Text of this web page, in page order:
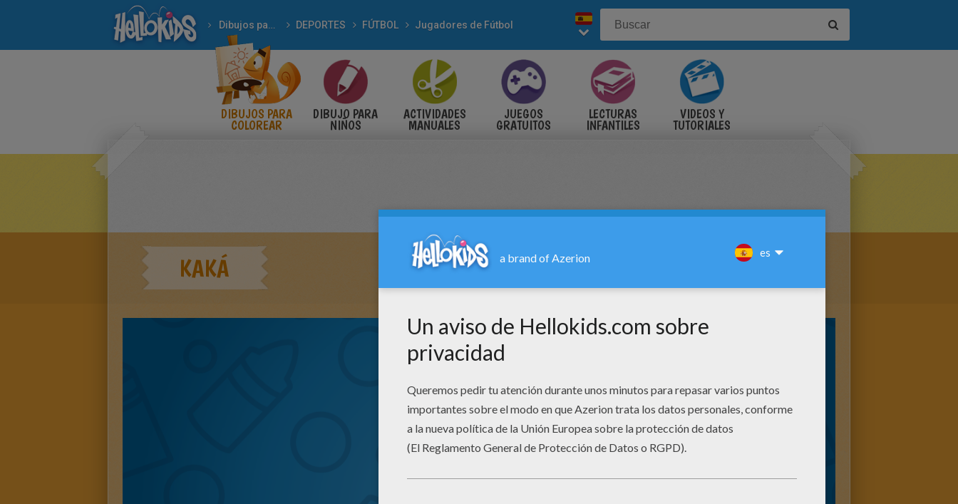
Dibujos para Colorear DEPORTES FÚTBOL Jugadores de Fútbol
DIBUJOS PARA
COLOREAR
DIBUJO PARA
NIÑOS
ACTIVIDADES
MANUALES
JUEGOS
GRATUITOS
LECTURAS
INFANTILES
VIDEOS Y
TUTORIALES
KAKÁ